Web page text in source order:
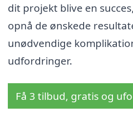
dit projekt blive en
opnå de ønskede
unødvendige
udfordringer.
Få 3 tilbud, gratis og